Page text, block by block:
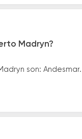
Madryn?
son: